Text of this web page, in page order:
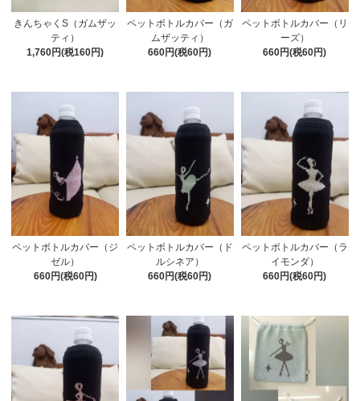
きんちゃくS（ガムザッ
ティ）
1,760円(税160円)
ペットボトルカバー（ガ
ムザッティ）
660円(税60円)
ペットボトルカバー（リ
ーズ）
660円(税60円)
ペットボトルカバー（ジ
ゼル）
660円(税60円)
ペットボトルカバー（ド
ルシネア）
660円(税60円)
ペットボトルカバー（ラ
イモンダ）
660円(税60円)